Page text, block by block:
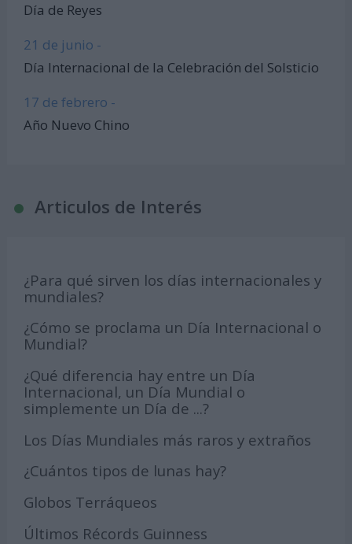
Día de Reyes
21 de junio -
Día Internacional de la Celebración del Solsticio
17 de febrero -
Año Nuevo Chino
Articulos de Interés
¿Para qué sirven los días internacionales y
mundiales?
¿Cómo se proclama un Día Internacional o
Mundial?
¿Qué diferencia hay entre un Día
Internacional, un Día Mundial o
simplemente un Día de ...?
Los Días Mundiales más raros y extraños
¿Cuántos tipos de lunas hay?
Globos Terráqueos
Últimos Récords Guinness